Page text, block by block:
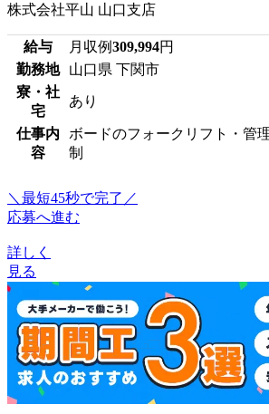
株式会社平山 山口支店
給与 月収例309,994円
勤務地
山口県 下関市
寮・社
宅
あり
仕事内
容
ボードのフォークリフト・管
制
＼最短45秒で完了／
応募へ進む
詳しく
見る